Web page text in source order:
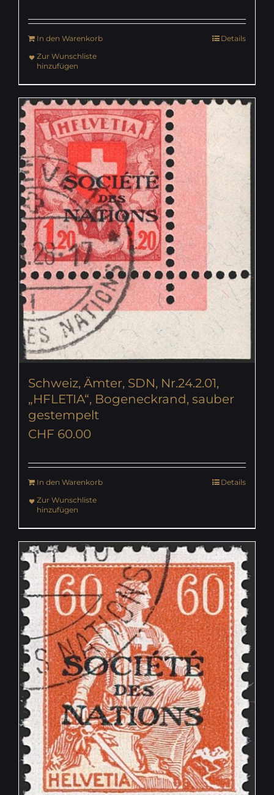
In den Warenkorb
Details
Zur Wunschliste
hinzufügen
Schweiz, Ämter, SDN, Nr.24.2.01,
„HFLETIA“, Bogeneckrand, sauber
gestempelt
CHF 60.00
In den Warenkorb
Details
Zur Wunschliste
hinzufügen